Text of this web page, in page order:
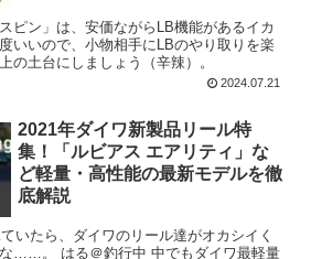
ピン」は、安価ながらLB機能があるイカ
いいので、小物相手にLBのやり取りを楽
の土台にしましょう（辛辣）。
2024.07.21
2021年ダイワ新製品リール特
集！「ルビアス エアリティ」な
ど軽量・高性能の最新モデルを徹
底解説
いたら、ダイワのリール達がオカシイく
……。 はる＠釣行中 中でもダイワ最軽量